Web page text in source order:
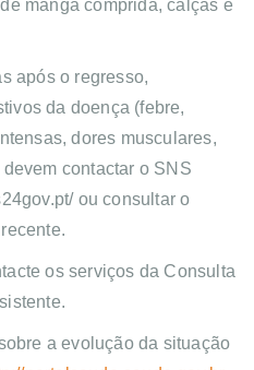
manga comprida, calças e
após o regresso,
da doença (febre,
dores musculares,
contactar o SNS
ou consultar o
os serviços da Consulta
a evolução da situação